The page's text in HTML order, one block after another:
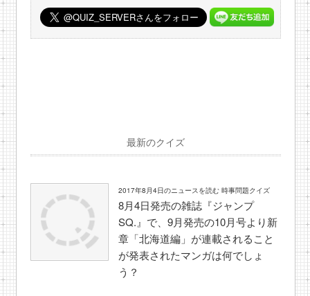
最新のクイズ
2017年8月4日のニュースを読む 時事問題クイズ
8月4日発売の雑誌『ジャンプ
SQ.』で、9月発売の10月号より新
章「北海道編」が連載されること
が発表されたマンガは何でしょ
う？